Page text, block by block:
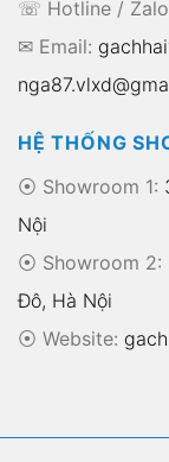
☏ Hotline /
✉ Email:
HỆ THỐNG
⦿ Showroom 1:
Nội
⦿ Showroom 2:
Đô, Hà Nội
⦿ Website: